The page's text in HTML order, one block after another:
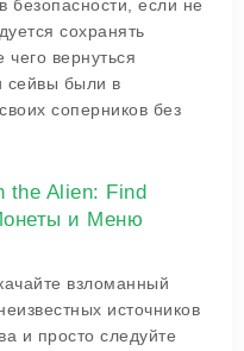
безопасности, если не
сохранять
вернуться
сейвы были в
соперников без
the Alien: Find
и Меню
взломанный
источников
и просто следуйте